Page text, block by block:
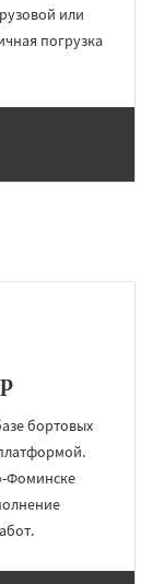
или
погрузка
бортовых
Фоминске